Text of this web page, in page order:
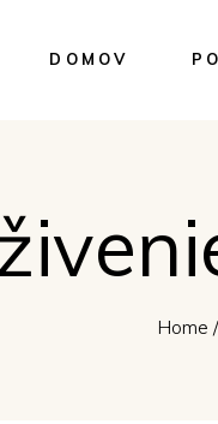
DOMOV
Home /